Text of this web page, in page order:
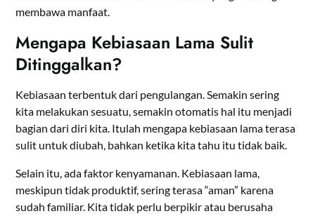
membawa manfaat.
Mengapa Kebiasaan Lama Sulit
Ditinggalkan?
Kebiasaan terbentuk dari pengulangan. Semakin sering
kita melakukan sesuatu, semakin otomatis hal itu menjadi
bagian dari diri kita. Itulah mengapa kebiasaan lama terasa
sulit untuk diubah, bahkan ketika kita tahu itu tidak baik.
Selain itu, ada faktor kenyamanan. Kebiasaan lama,
meskipun tidak produktif, sering terasa “aman” karena
sudah familiar. Kita tidak perlu berpikir atau berusaha